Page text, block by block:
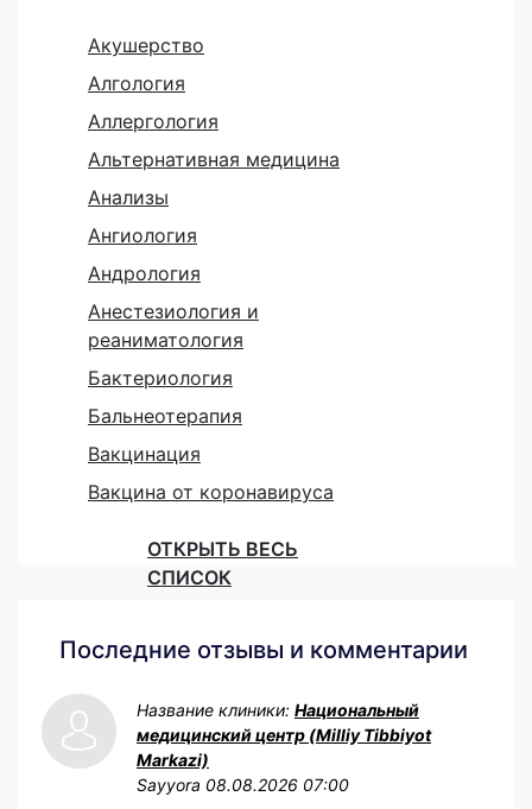
Акушерство
Алгология
Аллергология
Альтернативная медицина
Анализы
Ангиология
Андрология
Анестезиология и
реаниматология
Бактериология
Бальнеотерапия
Вакцинация
Вакцина от коронавируса
ОТКРЫТЬ ВЕСЬ
СПИСОК
Последние отзывы и комментарии
Название клиники: Национальный
медицинский центр (Milliy Tibbiyot
Markazi)
Sayyora 08.08.2026 07:00